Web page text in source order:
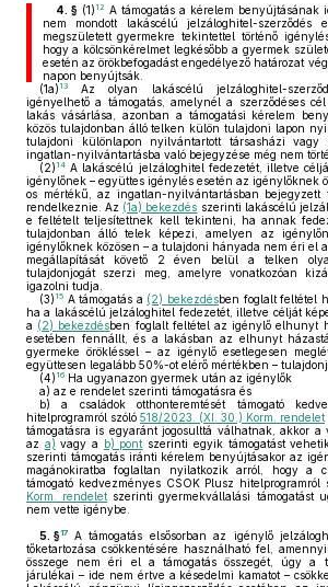
4. §(1) 12 A támogatás a kérelem benyújtásának
nem mondott lakáscélú jelzáloghitel-szerződés
megszületett gyermekre tekintettel történő
hogy a kölcsönkérelmet legkésőbb a gyermek
esetén az örökbefogadást engedélyező határozat
napon benyújtsák.
(1a) 13
Az olyan lakáscélú jelzáloghitel-
igényelhető a támogatás, amelynél a szerződéses
lakás vásárlása, azonban a támogatási kérelem
közös tulajdonban álló telken külön tulajdoni lapon
tulajdoni különlapon nyilvántartott társasházi vagy
ingatlan-nyilvántartásba való bejegyzése még nem
(2) 14 A lakáscélú jelzáloghitel fedezetét, illetve
igénylőnek – együttes igénylés esetén az igénylőknek
os mértékű, az ingatlan-nyilvántartásban
rendelkeznie. Az (1a) bekezdés szerinti lakáscélú
e feltételt teljesítettnek kell tekinteni, ha annak
tulajdonban álló telek képezi, amelyen az
igénylőknek közösen – a tulajdoni hányada nem éri el
megállapítását követő 2 éven belül a telken
tulajdonjogát szerzi meg, amelyre vonatkozóan
igazolni tudja.
(3) 15 A támogatás a (2) bekezdésben foglalt feltétel
ha a lakáscélú jelzáloghitel fedezetét, illetve célját
a (2) bekezdésben foglalt feltétel az igénylő elhunyt
esetében fennállt, és a lakásban az elhunyt
gyermeke örökléssel – az igénylő esetlegesen
együttesen legalább 50%-ot elérő mértékben –
(4) 16 Ha ugyanazon gyermek után az igénylők
a) az e rendelet szerinti támogatásra és
b) a családok otthonteremtését támogató
hitelprogramról szóló 518/2023. (XI. 30.) Korm. rendelet
támogatásra is egyaránt jogosulttá válhatnak, akkor
az a) vagy a b) pont szerinti egyik támogatást
szerinti támogatás iránti kérelem benyújtásakor az
magánokiratba foglaltan nyilatkozik arról, hogy a
támogató kedvezményes CSOK Plusz hitelprogramról
Korm. rendelet szerinti gyermekvállalási támogatást
nem vette igénybe.
5. §17
A támogatás elsősorban az igénylő
tőketartozása csökkentésére használható fel,
összege nem éri el a támogatás összegét, úgy a
járulékai – ide nem értve a késedelmi kamatot –